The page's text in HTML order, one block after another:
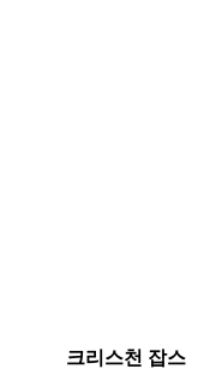
크리스천 잡스